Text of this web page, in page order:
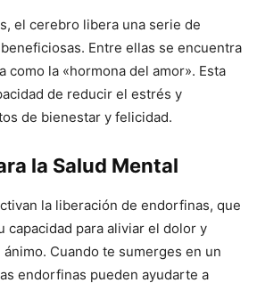
el cerebro libera una serie de
Entre ellas se encuentra
como la «hormona del amor». Esta
de reducir el estrés y
de bienestar y felicidad.
la Salud Mental
la liberación de endorfinas, que
capacidad para aliviar el dolor y
Cuando te sumerges en un
endorfinas pueden ayudarte a